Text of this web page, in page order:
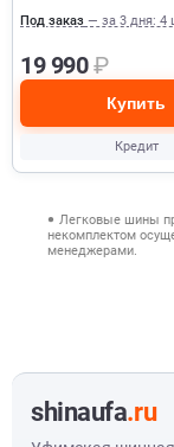
Под заказ — за 3 дня: 4
19 990₽
Купить
Кредит
Легковые шины
некомплектом
менеджерами.
shinaufa.ru